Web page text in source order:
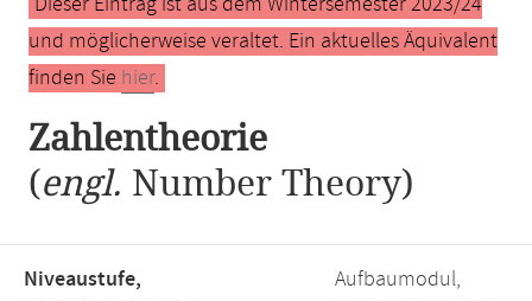
und möglicherweise veraltet. Ein aktuelles Äquivalent
finden Sie hier.
Zahlentheorie
(engl. Number Theory)
Niveaustufe,
Aufbaumodul,